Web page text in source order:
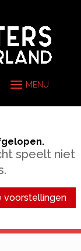
speelt niet
voorstellingen